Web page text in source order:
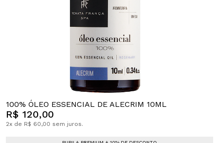
100% ÓLEO ESSENCIAL DE ALECRIM 10ML
R$ 120,00
2x de R$ 60,00 sem juros.